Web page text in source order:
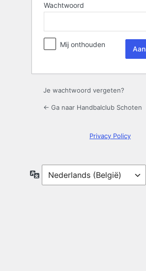
Aanmelden
Wachtwoord
Mij onthouden
Je wachtwoord vergeten?
← Ga naar Handbalclub Schoten
Privacy Policy
Taal